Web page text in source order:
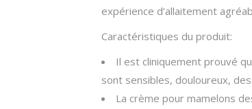
Diversification alimentaire
expérience d’allaitement
Caractéristiques du produit:
Il est cliniquement prouvé
sont sensibles, douloureux,
La crème pour mamelons